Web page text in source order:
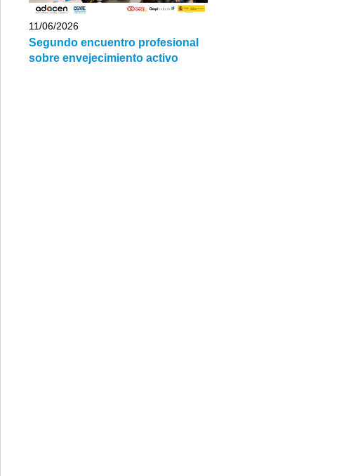
11/06/2026
Segundo encuentro profesional
sobre envejecimiento activo